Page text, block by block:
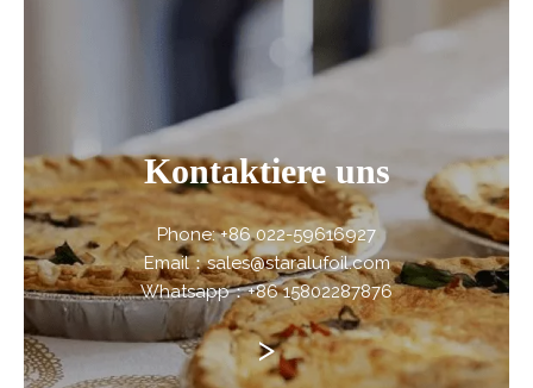
Kontaktiere uns
Phone: +86 022-59616927
Email：sales@staralufoil.com
Whatsapp：+86 15802287876
>